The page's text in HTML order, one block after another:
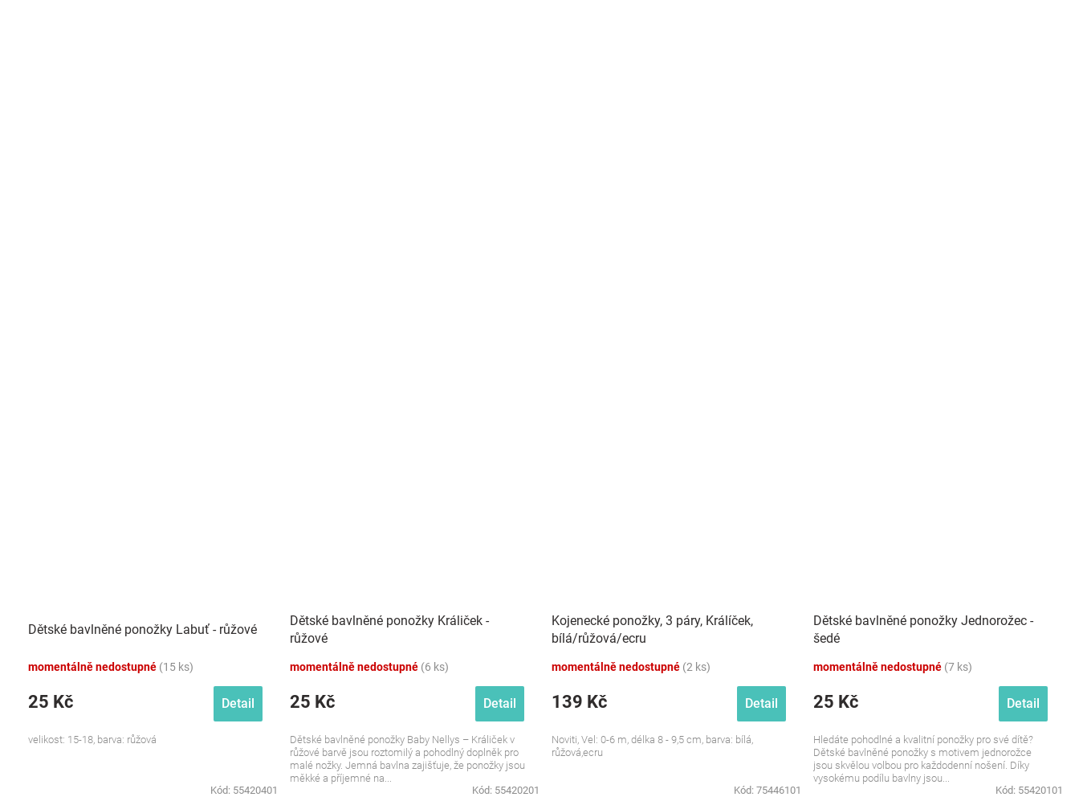
Dětské bavlněné ponožky Labuť - růžové
momentálně nedostupné (15 ks)
25 Kč Detail
velikost: 15-18, barva: růžová
Kód: 55420401
Dětské bavlněné ponožky Králiček -
růžové
momentálně nedostupné (6 ks)
25 Kč Detail
Dětské bavlněné ponožky Baby Nellys – Králiček v
růžové barvě jsou roztomilý a pohodlný doplněk pro
malé nožky. Jemná bavlna zajišťuje, že ponožky jsou
měkké a příjemné na...
Kód: 55420201
Kojenecké ponožky, 3 páry, Králíček,
bílá/růžová/ecru
momentálně nedostupné (2 ks)
139 Kč Detail
Noviti, Vel: 0-6 m, délka 8 - 9,5 cm, barva: bílá,
růžová,ecru
Kód: 75446101
Dětské bavlněné ponožky Jednorožec -
šedé
momentálně nedostupné (7 ks)
25 Kč Detail
Hledáte pohodlné a kvalitní ponožky pro své dítě?
Dětské bavlněné ponožky s motivem jednorožce
jsou skvělou volbou pro každodenní nošení. Díky
vysokému podílu bavlny jsou...
Kód: 55420101